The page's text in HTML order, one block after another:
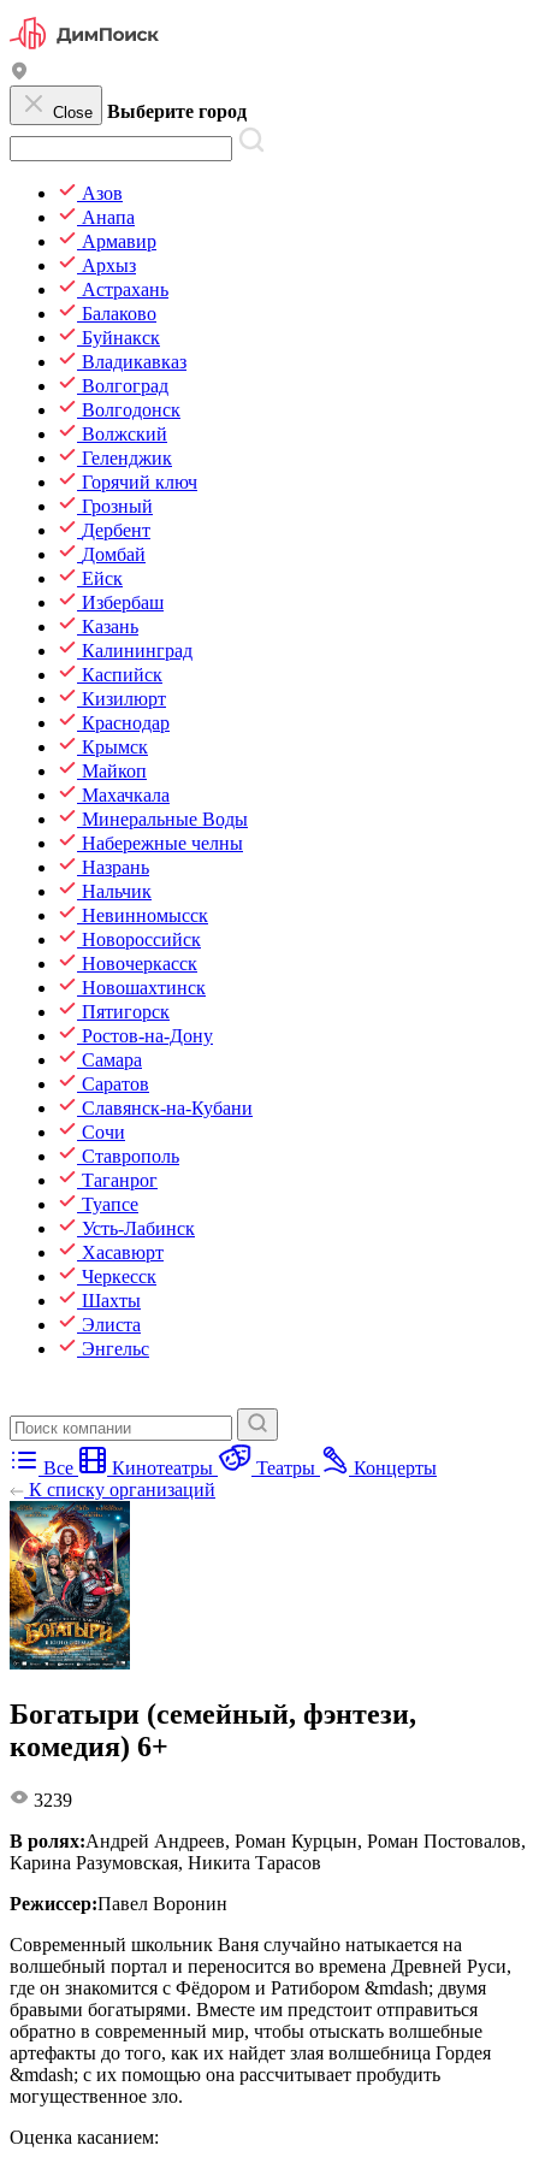
Close Выберите город
Азов
Анапа
Армавир
Архыз
Астрахань
Балаково
Буйнакск
Владикавказ
Волгоград
Волгодонск
Волжский
Геленджик
Горячий ключ
Грозный
Дербент
Домбай
Ейск
Избербаш
Казань
Калининград
Каспийск
Кизилюрт
Краснодар
Крымск
Майкоп
Махачкала
Минеральные Воды
Набережные челны
Назрань
Нальчик
Невинномысск
Новороссийск
Новочеркасск
Новошахтинск
Пятигорск
Ростов-на-Дону
Самара
Саратов
Славянск-на-Кубани
Сочи
Ставрополь
Таганрог
Туапсе
Усть-Лабинск
Хасавюрт
Черкесск
Шахты
Элиста
Энгельс
Все Кинотеатры Театры
Концерты
К списку организаций
Богатыри (семейный, фэнтези,
комедия) 6+
3239
В ролях:Андрей Андреев, Роман Курцын, Роман Постовалов,
Карина Разумовская, Никита Тарасов
Режиссер:Павел Воронин
Современный школьник Ваня случайно натыкается на
волшебный портал и переносится во времена Древней Руси,
где он знакомится с Фёдором и Ратибором &mdash; двумя
бравыми богатырями. Вместе им предстоит отправиться
обратно в современный мир, чтобы отыскать волшебные
артефакты до того, как их найдет злая волшебница Гордея
&mdash; с их помощью она рассчитывает пробудить
могущественное зло.
Оценка касанием: